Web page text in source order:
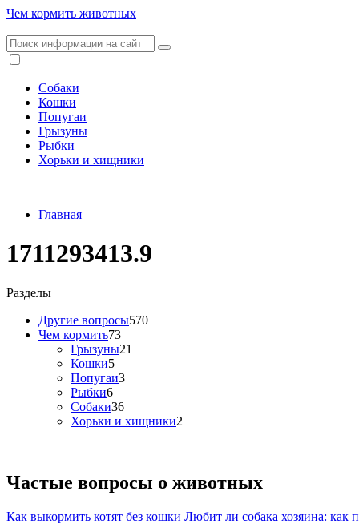
Чем кормить животных
Собаки
Кошки
Попугаи
Грызуны
Рыбки
Хорьки и хищники
Главная
1711293413.9
Разделы
Другие вопросы570
Чем кормить73
Грызуны21
Кошки5
Попугаи3
Рыбки6
Собаки36
Хорьки и хищники2
Частые вопросы о животных
Как выкормить котят без кошки Любит ли собака хозяина: как